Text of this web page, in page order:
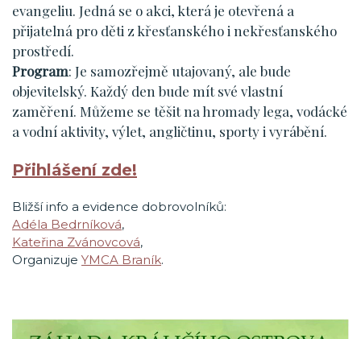
evangeliu. Jedná se o akci, která je otevřená a
přijatelná pro děti z křesťanského i nekřesťanského
prostředí.
Program: Je samozřejmě utajovaný, ale bude
objevitelský. Každý den bude mít své vlastní
zaměření. Můžeme se těšit na hromady lega, vodácké
a vodní ak­tivity, výlet, angličtinu, sporty i vyrábění.
Přihlášení zde!
Bližší info a evidence dobrovolníků:
Adéla Bedrníková,
Kateřina Zvánovcová,
Organizuje YMCA Braník.